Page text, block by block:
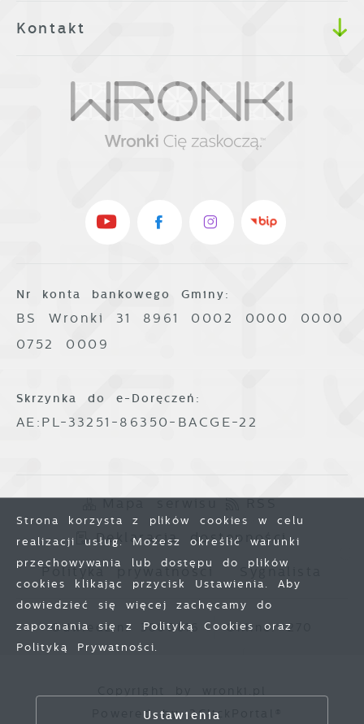
Kontakt
Nr konta bankowego Gminy:
BS Wronki 31 8961 0002 0000 0000
0752 0009
Skrzynka do e-Doręczeń:
AE:PL-33251-86350-BACGE-22
Mapa serwisu RSS
Deklaracja dostępności
Polityka prywatności Sygnalista
Odwiedzin: 3800816 Online: 270
Powered by 2ClickPortal®
Strona korzysta z plików cookies w celu
realizacji usług. Możesz określić warunki
przechowywania lub dostępu do plików
cookies klikając przycisk Ustawienia. Aby
dowiedzieć się więcej zachęcamy do
zapoznania się z Polityką Cookies oraz
Polityką Prywatności.
Ustawienia